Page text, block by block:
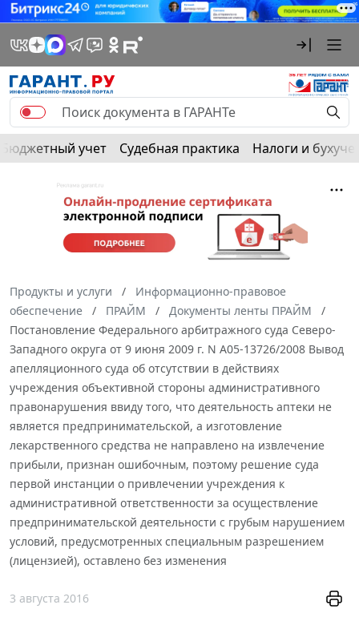
Бюджетный учет Судебная практика Налоги и
Продукты и услуги
Информационно-правовое
обеспечение
ПРАЙМ
Документы ленты ПРАЙМ
Постановление Федерального арбитражного суда Северо-
Западного округа от 9 июня 2009 г. N А05-13726/2008 Вывод
апелляционного суда об отсутствии в действиях
учреждения объективной стороны административного
правонарушения ввиду того, что деятельность аптеки не
является предпринимательской, а изготовление
лекарственного средства не направлено на извлечение
прибыли, признан ошибочным, поэтому решение суда
первой инстанции о привлечении учреждения к
административной ответственности за осуществление
предпринимательской деятельности с грубым нарушением
условий, предусмотренных специальным разрешением
(лицензией), оставлено без изменения
3 августа 2016